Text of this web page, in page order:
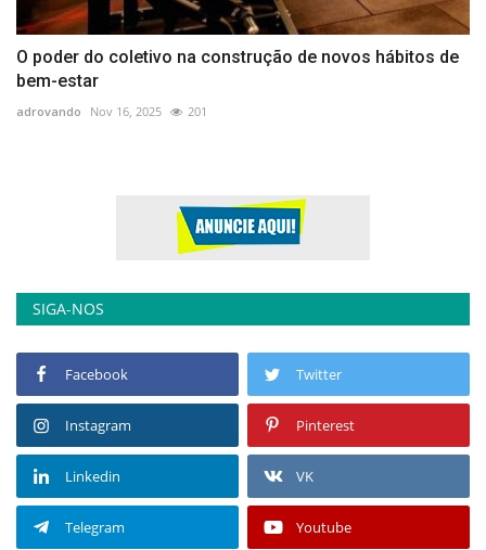
O poder do coletivo na construção de novos hábitos de
bem-estar
adrovando Nov 16, 2025 201
SIGA-NOS
Facebook Twitter
Instagram Pinterest
Linkedin VK
Telegram Youtube